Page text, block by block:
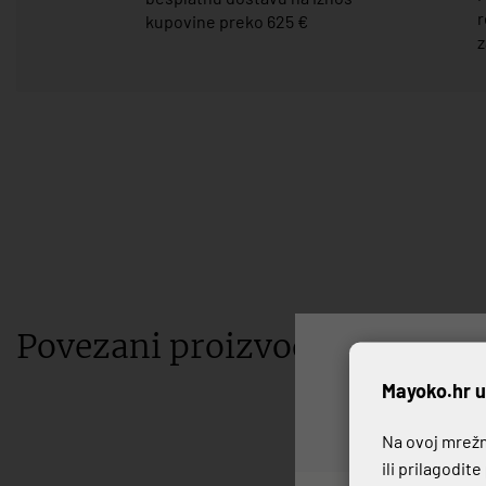
kupovine preko 625 €
Povezani proizvodi
Mayoko.hr
Na ovoj
ili prilagodite